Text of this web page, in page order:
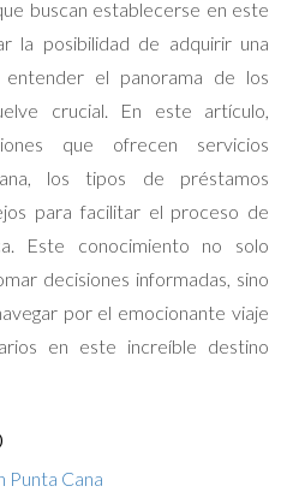
buscan establecerse en este
la posibilidad de adquirir una
el panorama de los
crucial. En este artículo,
que ofrecen servicios
los tipos de préstamos
para facilitar el proceso de
Este conocimiento no solo
decisiones informadas, sino
por el emocionante viaje
en este increíble destino
Punta Cana